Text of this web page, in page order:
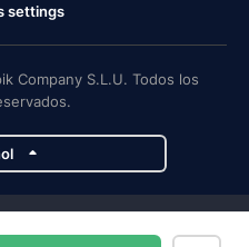
settings
Company S.L.U. Todos los